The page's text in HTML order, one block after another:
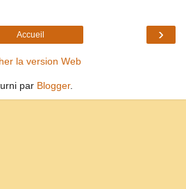
›
Accueil
la version Web
par Blogger.